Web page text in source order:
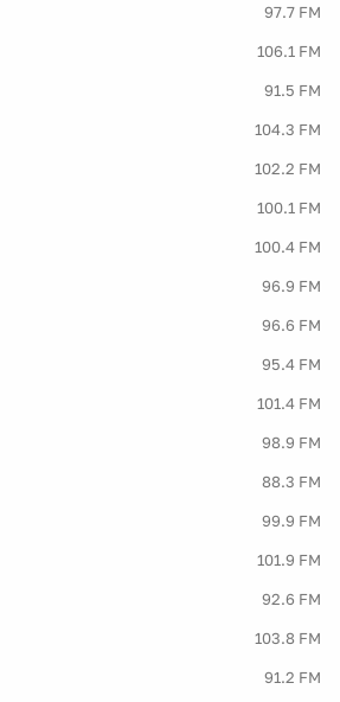
97.7 FM
106.1 FM
91.5 FM
104.3 FM
102.2 FM
100.1 FM
100.4 FM
96.9 FM
96.6 FM
95.4 FM
101.4 FM
98.9 FM
88.3 FM
99.9 FM
101.9 FM
92.6 FM
103.8 FM
91.2 FM